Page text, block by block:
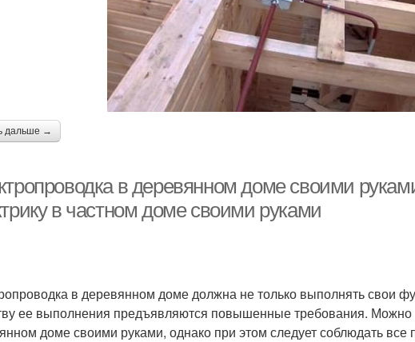
дальше →
в деревянном доме своими
в частном доме своими руками
в деревянном доме должна не только выполнять свои
ее выполнения предъявляются повышенные требования. Можно
доме своими руками, однако при этом следует соблюдать все